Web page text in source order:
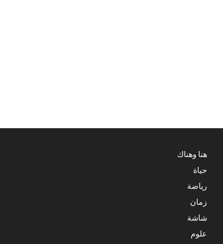
هنا وهناك
حياة
رياضة
زمان
شاشة
علوم